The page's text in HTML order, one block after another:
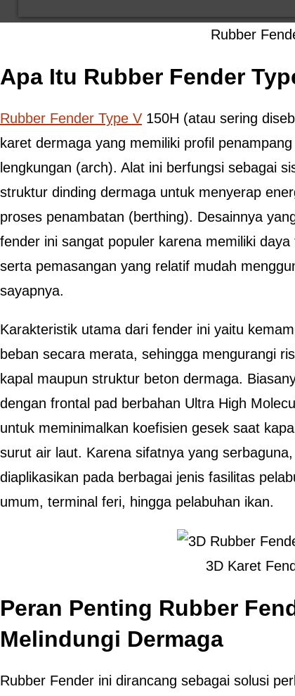
Rubber
Apa Itu Rubber Fender
Rubber Fender Type V 150H (atau sering
karet dermaga yang memiliki profil
lengkungan (arch). Alat ini berfungsi sebagai
struktur dinding dermaga untuk menyerap
proses penambatan (berthing). Desainnya
fender ini sangat populer karena memiliki
serta pemasangan yang relatif mudah
sayapnya.
Karakteristik utama dari fender ini yaitu
beban secara merata, sehingga mengurangi
kapal maupun struktur beton dermaga.
dengan frontal pad berbahan Ultra High
untuk meminimalkan koefisien gesek saat
surut air laut. Karena sifatnya yang
diaplikasikan pada berbagai jenis fasilitas
umum, terminal feri, hingga pelabuhan ikan.
3D Karet
Peran Penting Rubber
Melindungi Dermaga
Rubber Fender ini dirancang sebagai solusi